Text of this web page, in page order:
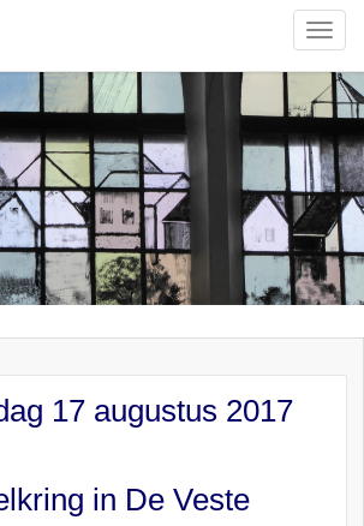
Toggle
17 augustus 2017
in De Veste